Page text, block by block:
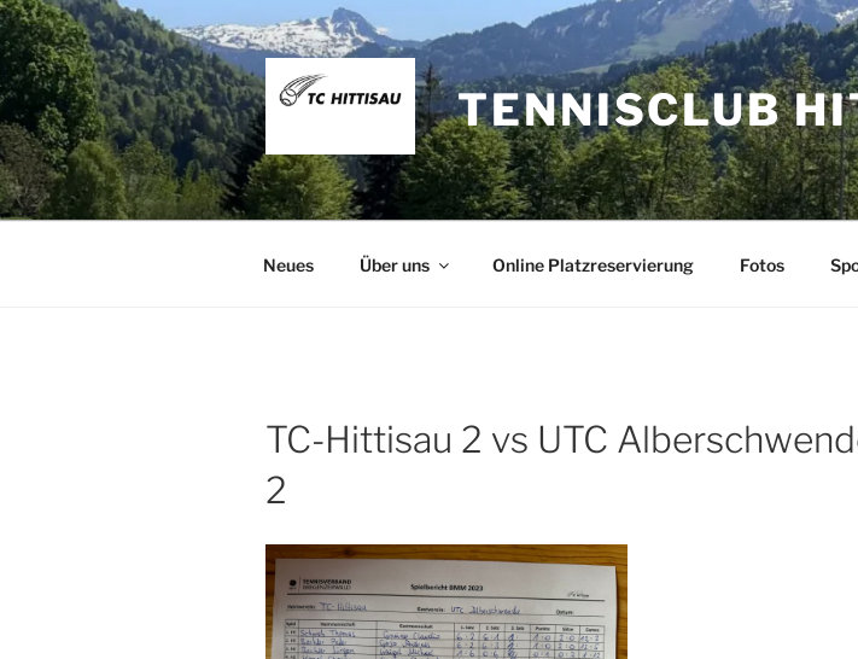
Zum
Inhalt
springen
TENNISCLUB
Neues Über uns Online Platzreservierung Fotos
TC-Hittisau 2 vs UTC
2